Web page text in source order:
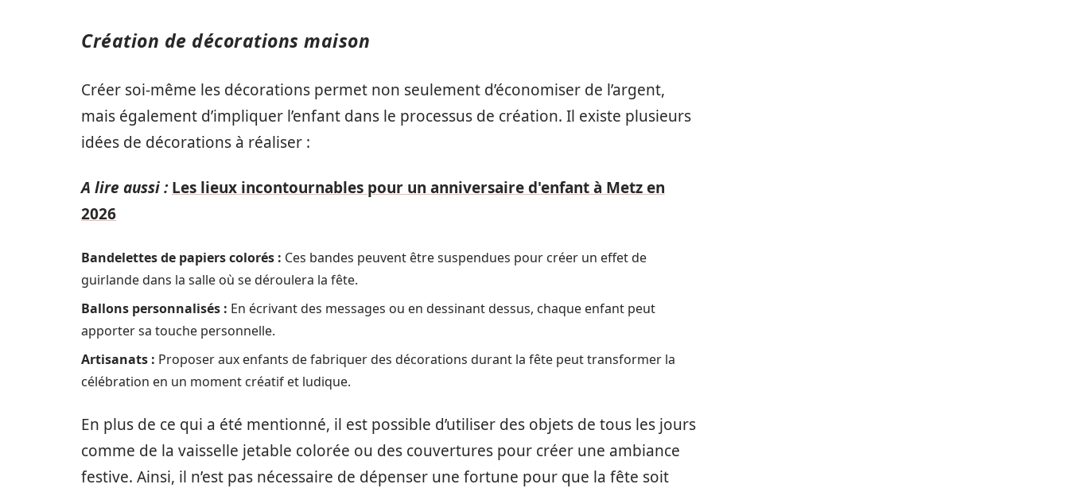
Création de décorations maison
Créer soi-même les décorations permet non seulement d’économiser de l’argent,
mais également d’impliquer l’enfant dans le processus de création. Il existe plusieurs
idées de décorations à réaliser :
A lire aussi : Les lieux incontournables pour un anniversaire d'enfant à Metz en
2026
Bandelettes de papiers colorés : Ces bandes peuvent être suspendues pour créer un effet de
guirlande dans la salle où se déroulera la fête.
Ballons personnalisés : En écrivant des messages ou en dessinant dessus, chaque enfant peut
apporter sa touche personnelle.
Artisanats : Proposer aux enfants de fabriquer des décorations durant la fête peut transformer la
célébration en un moment créatif et ludique.
En plus de ce qui a été mentionné, il est possible d’utiliser des objets de tous les jours
comme de la vaisselle jetable colorée ou des couvertures pour créer une ambiance
festive. Ainsi, il n’est pas nécessaire de dépenser une fortune pour que la fête soit